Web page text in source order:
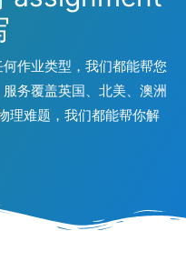
作业类型，我们都能帮您
务覆盖英国、北美、澳洲
理难题，我们都能帮你解